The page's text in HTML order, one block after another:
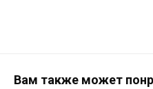
Вам также может